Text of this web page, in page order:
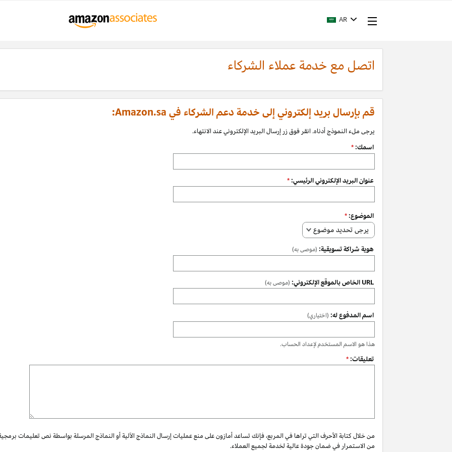
AR
اتصل مع خدمة عملاء الشركاء
قم بإرسال بريد إلكتروني إلى خدمة دعم الشركاء في Amazon.sa:
يرجى ملء النموذج أدناه. انقر فوق زر إرسال البريد الإلكتروني عند الانتهاء.
اسمك:*
عنوان البريد الإلكتروني الرئيسي:*
الموضوع:*
يرجى تحديد موضوع
هوية شراكة تسويقية: (موصى به)
URL الخاص بالموقع الإلكتروني: (موصى به)
اسم المدفوع له: (اختياري)
هذا هو الاسم المستخدم لإعداد الحساب.
تعليقات:*
من خلال كتابة الأحرف التي تراها في المربع، فإنك تساعد أمازون على منع عمليات إرسال النماذج الآلية أو النماذج المرسلة بواسطة نص تعليمات
من الاستمرار في ضمان جودة عالية لخدمة لجميع العملاء.